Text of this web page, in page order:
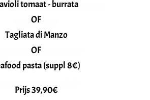
Rossini / spinazie / gebakken
aardappelen
OF
Ravioli met truffel
—
Panna cotta / passiefruit
tomaat - burrata
OF
Tagliata di Manzo
OF
pasta (suppl 8€)
Prijs 39,90€